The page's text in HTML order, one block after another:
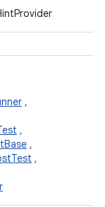
,
,
,
,